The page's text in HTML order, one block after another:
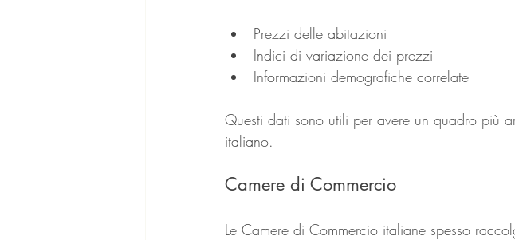
Prezzi delle abitazioni
Indici di variazione dei prezzi
Informazioni demografiche correlate
Questi dati sono utili per avere un quadro più
italiano.
Camere di Commercio
Le Camere di Commercio italiane spesso